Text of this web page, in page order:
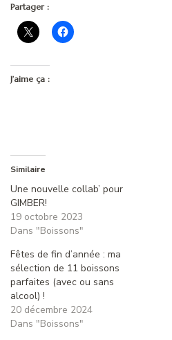
Partager :
J’aime ça :
Similaire
Une nouvelle collab’ pour
GIMBER!
19 octobre 2023
Dans "Boissons"
Fêtes de fin d’année : ma
sélection de 11 boissons
parfaites (avec ou sans
alcool) !
20 décembre 2024
Dans "Boissons"